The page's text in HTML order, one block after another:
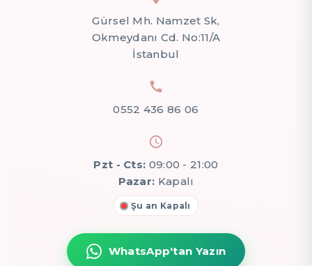
Gürsel Mh. Namzet Sk,
Okmeydanı Cd. No:11/A
İstanbul
0552 436 86 06
Pzt - Cts: 09:00 - 21:00
Pazar: Kapalı
Şu an Kapalı
WhatsApp'tan Yazın